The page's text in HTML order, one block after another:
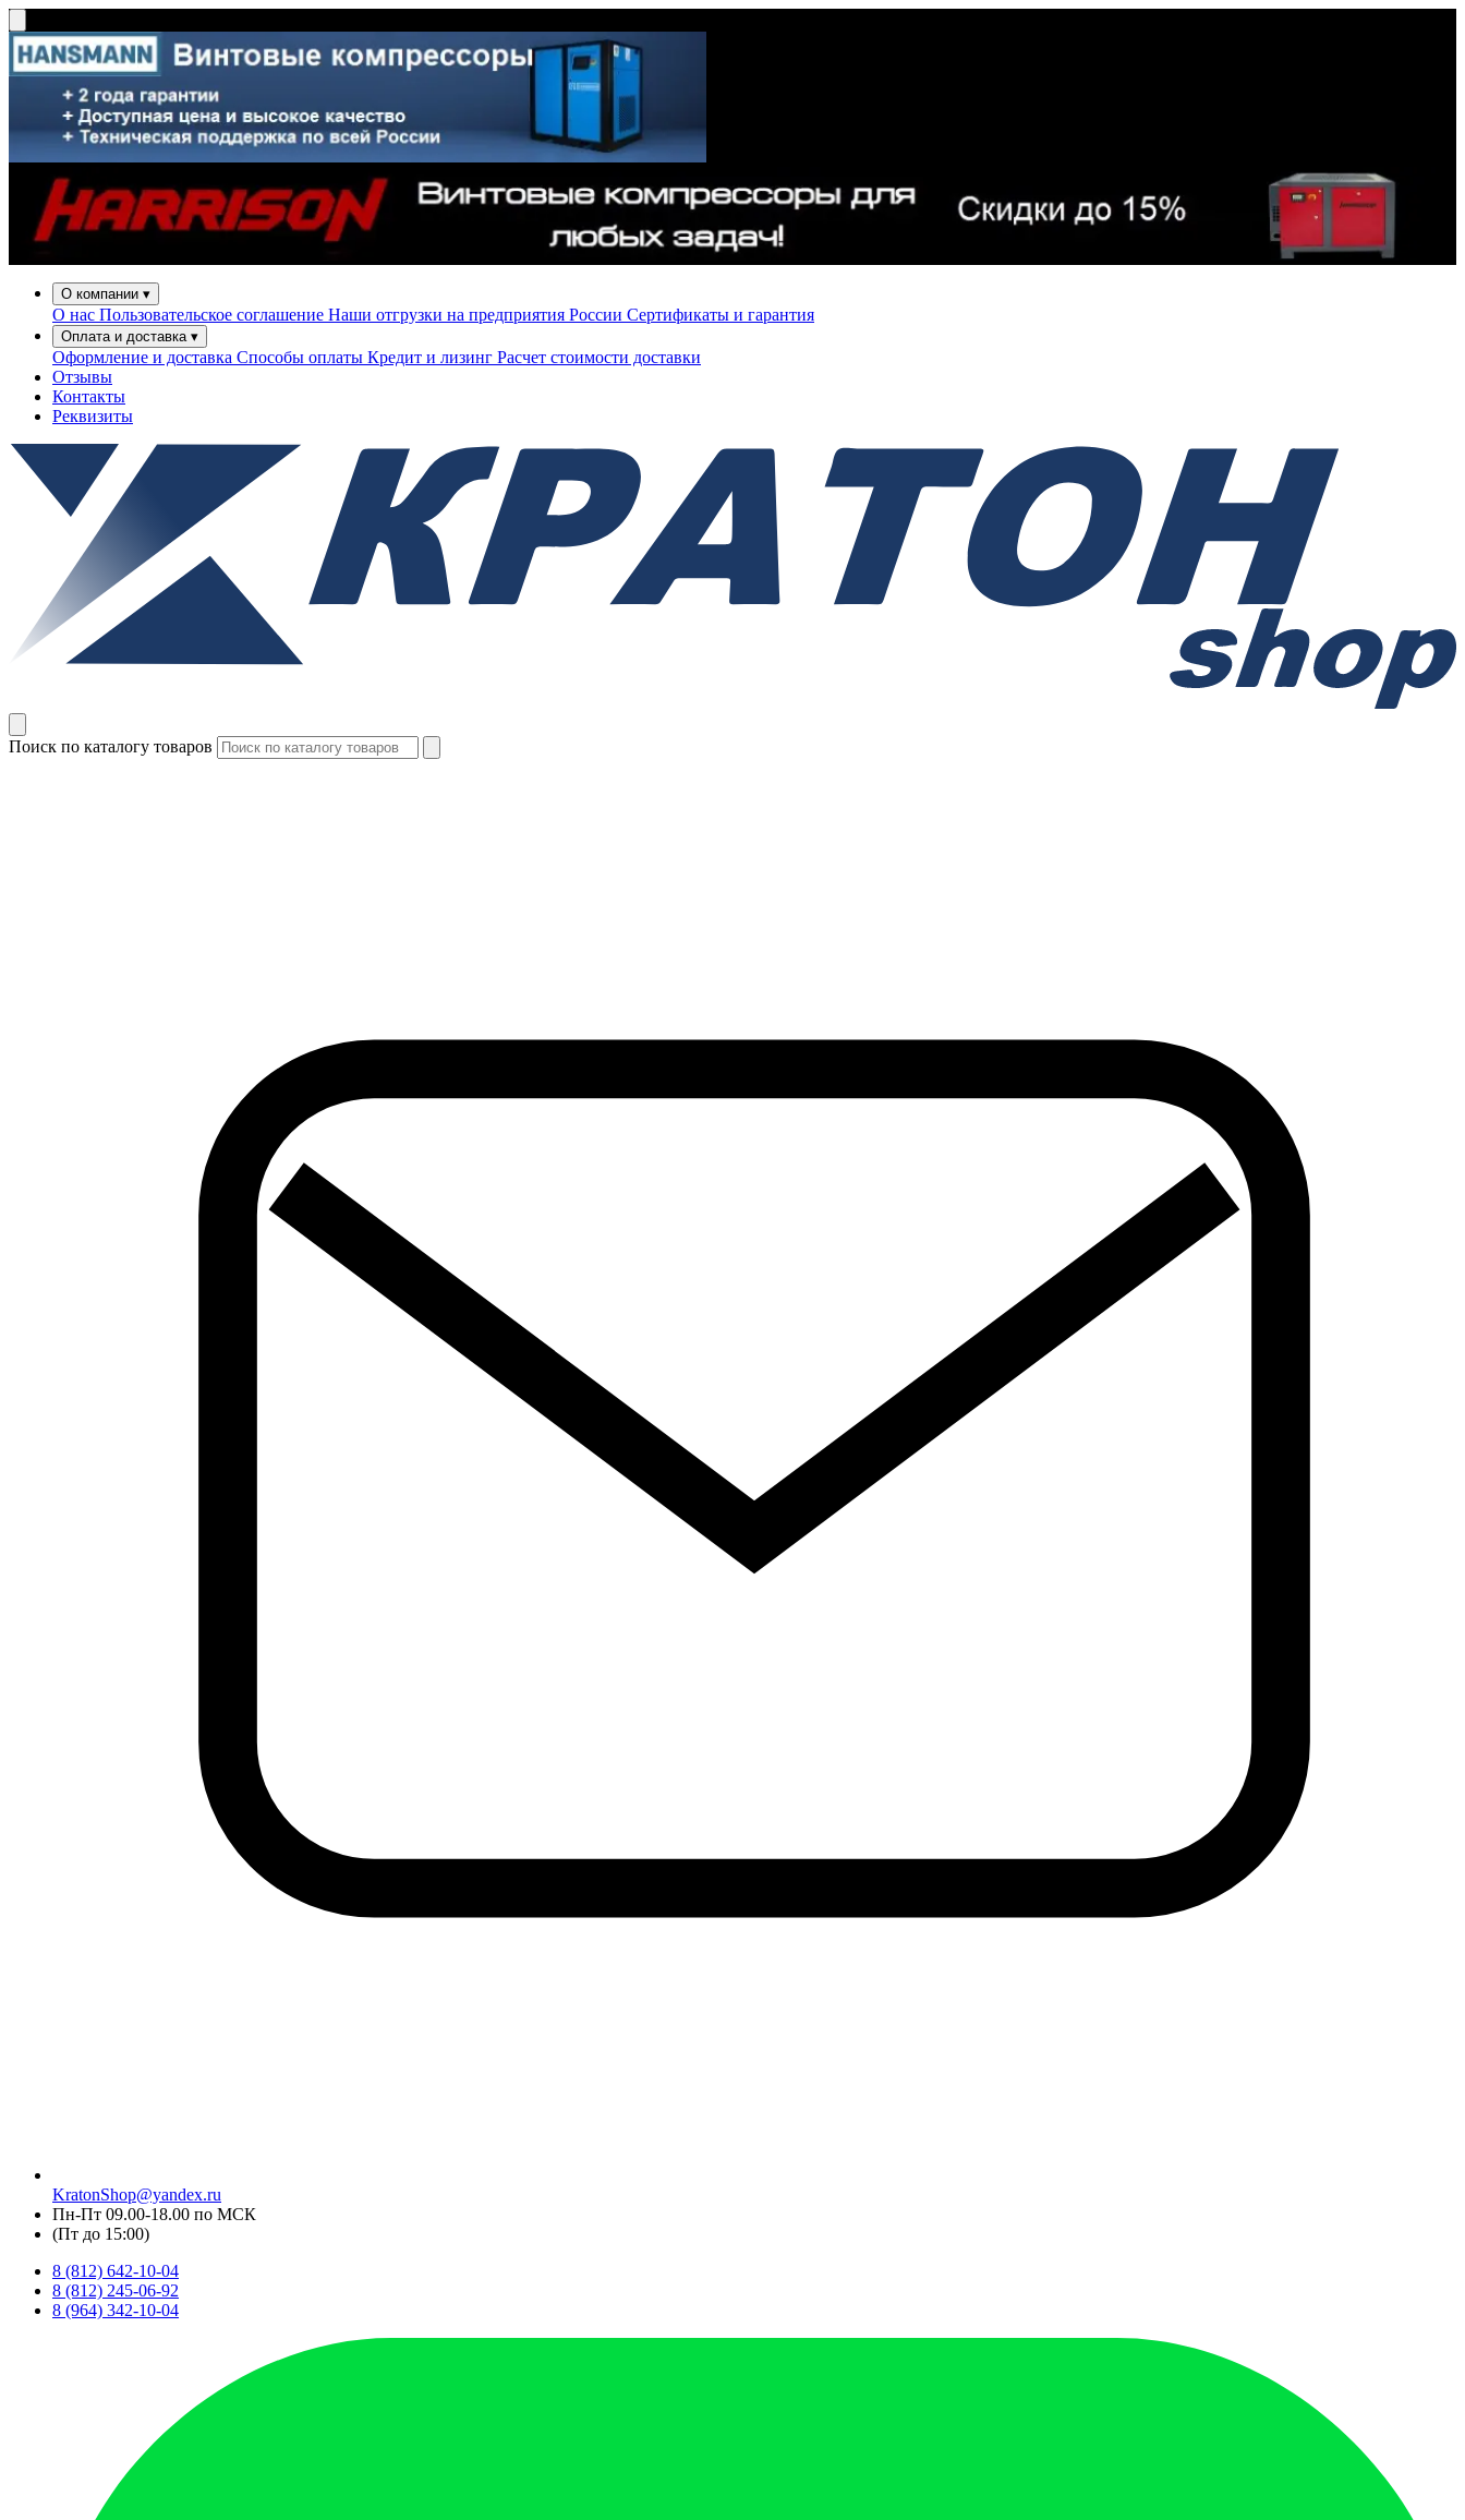
О компании ▾
О нас Пользовательское соглашение Наши отгрузки на предприятия России Сертификаты и гарантия
Оплата и доставка ▾
Оформление и доставка Способы оплаты Кредит и лизинг Расчет стоимости доставки
Отзывы
Контакты
Реквизиты
Поиск по каталогу товаров
KratonShop@yandex.ru
Пн-Пт 09.00-18.00 по МСК
(Пт до 15:00)
8 (812) 642-10-04
8 (812) 245-06-92
8 (964) 342-10-04